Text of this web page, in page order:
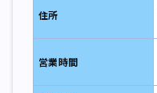
住所
営業時間